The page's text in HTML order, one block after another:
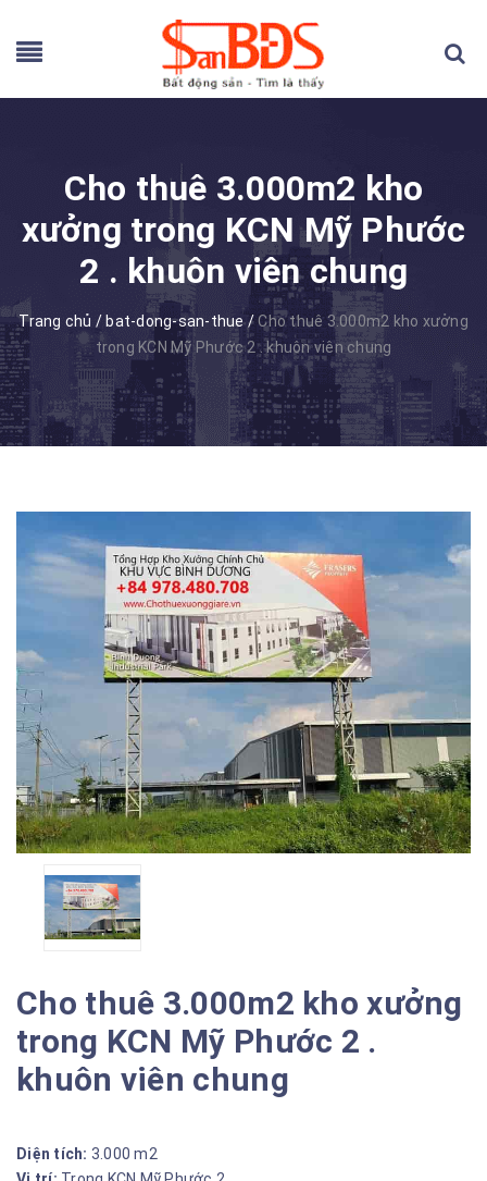
Cho thuê 3.000m2 kho
xưởng trong KCN Mỹ Phước
2 . khuôn viên chung
Trang chủ / bat-dong-san-thue / Cho thuê 3.000m2 kho xưởng
trong KCN Mỹ Phước 2 . khuôn viên chung
Cho thuê 3.000m2 kho xưởng
trong KCN Mỹ Phước 2 .
khuôn viên chung
Diện tích: 3.000 m2